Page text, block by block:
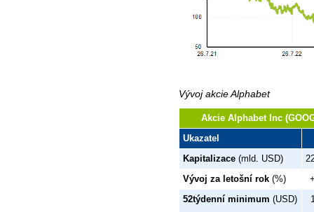
Vývoj akcie Alphabet
Akcie Alphabet Inc
Ukazatel
Kapitalizace (mld. USD)
Vývoj za letošní rok (%)
52týdenní minimum (USD)